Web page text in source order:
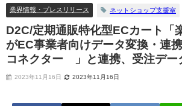
業界情報・プレスリリース
ネットショップ支援室
D2C/定期通販特化型ECカート「
がEC事業者向けデータ変換・連
コネクター®」と連携、受注デー
2023年11月16日 2023年11月16日